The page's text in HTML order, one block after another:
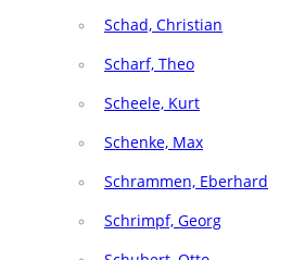
Schad, Christian
Scharf, Theo
Scheele, Kurt
Schenke, Max
Schrammen, Eberhard
Schrimpf, Georg